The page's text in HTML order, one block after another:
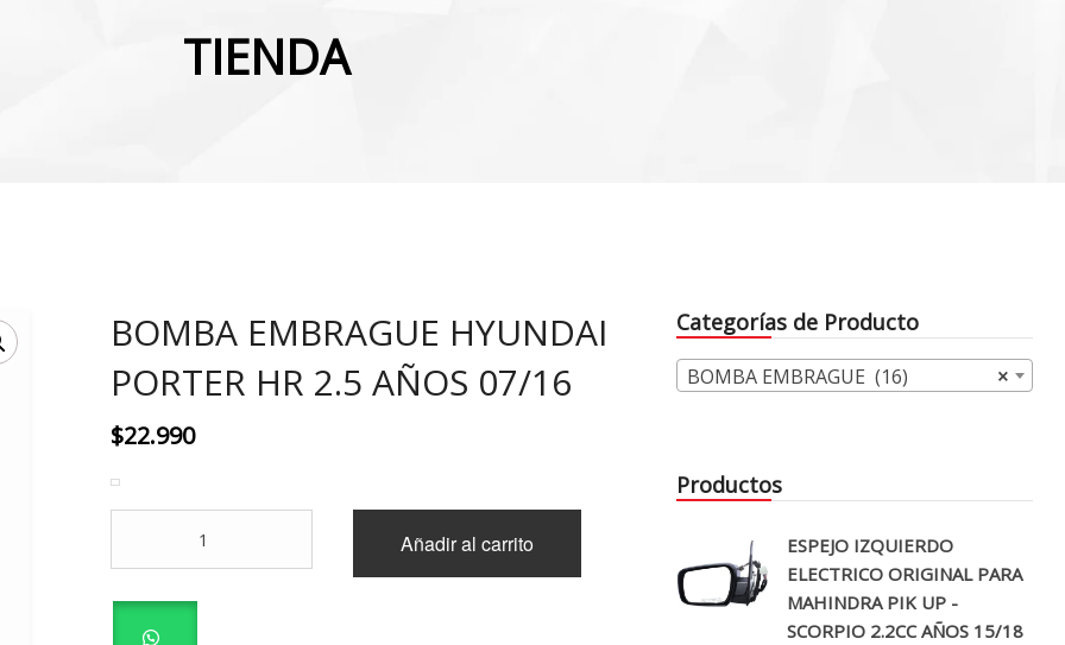
TIENDA
BOMBA EMBRAGUE HYUNDAI
PORTER HR 2.5 AÑOS 07/16
$22.990
HYUNDAI
PORTER
Añadir al carrito
Categorías de Producto
×
BOMBA EMBRAGUE (16)
Productos
ESPEJO IZQUIERDO
ELECTRICO ORIGINAL PARA
MAHINDRA PIK UP -
SCORPIO 2.2CC AÑOS 15/18